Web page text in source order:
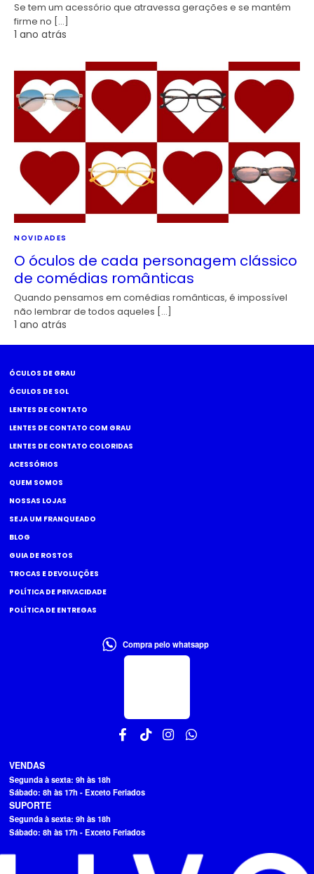
Se tem um acessório que atravessa gerações e se mantém
firme no […]
1 ano atrás
NOVIDADES
O óculos de cada personagem clássico
de comédias românticas
Quando pensamos em comédias românticas, é impossível
não lembrar de todos aqueles […]
1 ano atrás
ÓCULOS DE GRAU
ÓCULOS DE SOL
LENTES DE CONTATO
LENTES DE CONTATO COM GRAU
LENTES DE CONTATO COLORIDAS
ACESSÓRIOS
QUEM SOMOS
NOSSAS LOJAS
SEJA UM FRANQUEADO
BLOG
GUIA DE ROSTOS
TROCAS E DEVOLUÇÕES
POLÍTICA DE PRIVACIDADE
POLÍTICA DE ENTREGAS
Compra pelo whatsapp
VENDAS
Segunda à sexta: 9h às 18h
Sábado: 8h às 17h - Exceto Feriados
SUPORTE
Segunda à sexta: 9h às 18h
Sábado: 8h às 17h - Exceto Feriados